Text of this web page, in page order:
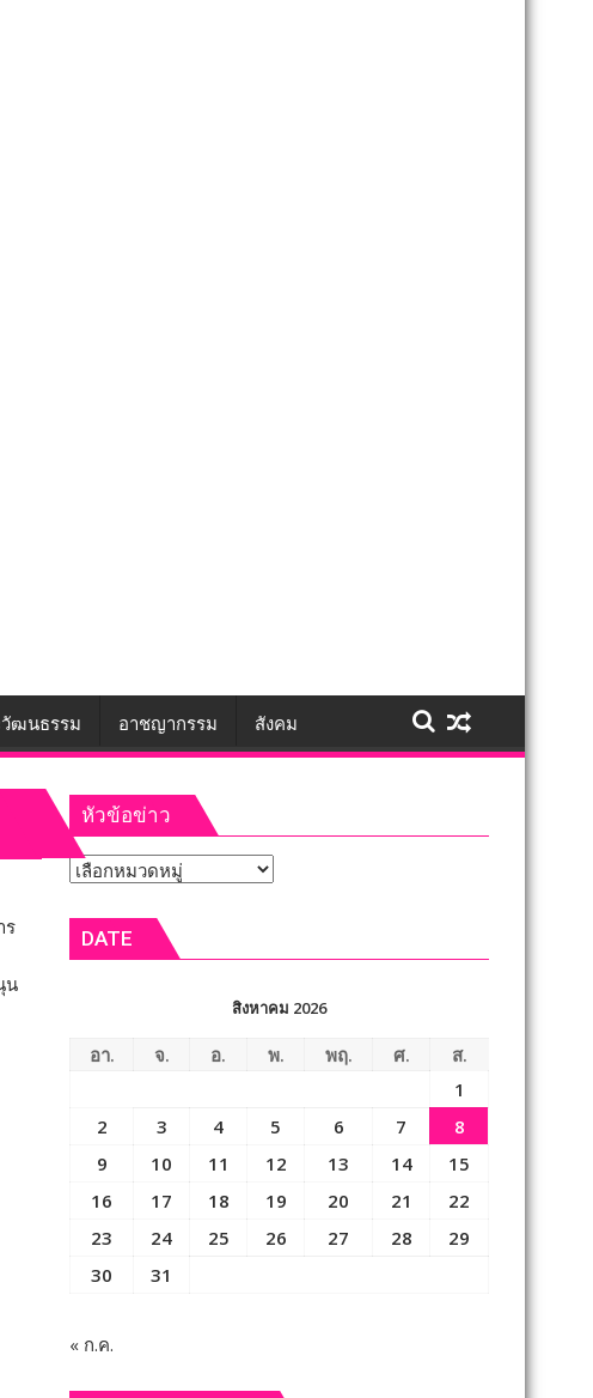
ฒนธรรม อาชญากรรม สังคม
ร
น
หัวข้อข่าว
หัวข้อ
DATE
สิงหาคม 2026
อา. จ. อ. พ. พฤ. ศ.
ส.
1
2
3 4 5 6 7
8
9
10 11 12 13 14
15
16
17 18 19 20 21
22
23
24 25 26 27 28
29
30
31
« ก.ค.